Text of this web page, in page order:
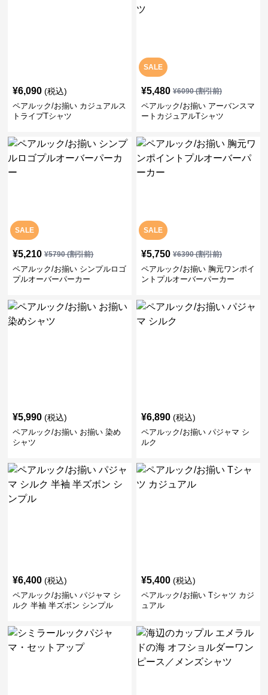
¥6,090 (税込)
ペアルック/お揃い カジュアルス
トライプTシャツ
SALE
¥5,480 ¥6090(割引前)
ペアルック/お揃い アーバンスマ
ートカジュアルTシャツ
SALE
¥5,210 ¥5790(割引前)
ペアルック/お揃い シンプルロゴ
プルオーバーパーカー
SALE
¥5,750 ¥6390(割引前)
ペアルック/お揃い 胸元ワンポイ
ントプルオーバーパーカー
¥5,990 (税込)
ペアルック/お揃い お揃い 染め
シャツ
¥6,890 (税込)
ペアルック/お揃い パジャマ シ
ルク
¥6,400 (税込)
ペアルック/お揃い パジャマ シ
ルク 半袖 半ズボン シンプル
¥5,400 (税込)
ペアルック/お揃い Tシャツ カジ
ュアル